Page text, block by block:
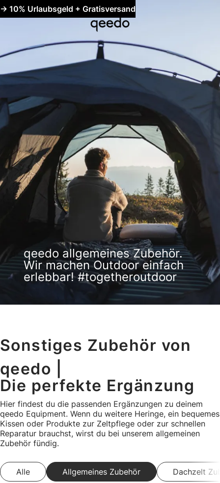
-> 10% Urlaubsgeld + Gratisversand
qeedo allgemeines Zubehör.
Wir machen Outdoor einfach
erlebbar! #togetheroutdoor
Sonstiges Zubehör von
qeedo |
Die perfekte Ergänzung
Hier findest du die passenden Ergänzungen zu deinem
qeedo Equipment. Wenn du weitere Heringe, ein bequemes
Kissen oder Produkte zur Zeltpflege oder zur schnellen
Reparatur brauchst, wirst du bei unserem allgemeinen
Zubehör fündig.
Alle Allgemeines Zubehör Dachzelt